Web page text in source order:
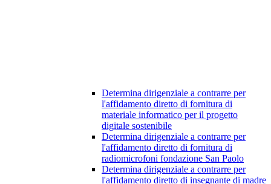
Determina dirigenziale a contrarre per
l'affidamento diretto di fornitura di
materiale informatico per il progetto
digitale sostenibile
Determina dirigenziale a contrarre per
l'affidamento diretto di fornitura di
radiomicrofoni fondazione San Paolo
Determina dirigenziale a contrarre per
l'affidamento diretto di insegnante di madre